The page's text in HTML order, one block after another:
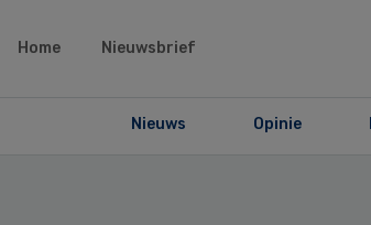
Home Nieuwsbrief
Nieuws Opinie